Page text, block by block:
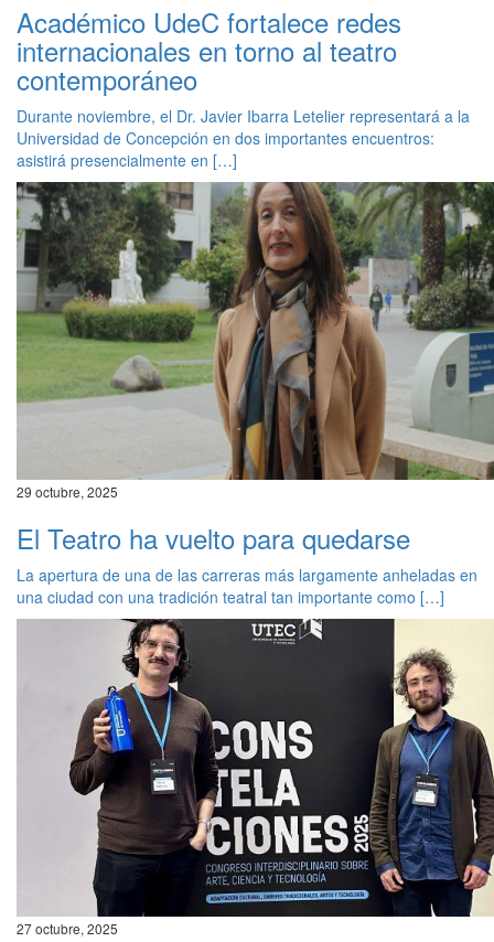
Académico UdeC fortalece redes
internacionales en torno al teatro
contemporáneo
Durante noviembre, el Dr. Javier Ibarra Letelier representará a la
Universidad de Concepción en dos importantes encuentros:
asistirá presencialmente en […]
29 octubre, 2025
El Teatro ha vuelto para quedarse
La apertura de una de las carreras más largamente anheladas en
una ciudad con una tradición teatral tan importante como […]
27 octubre, 2025